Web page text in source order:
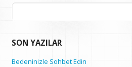
Arama:
SON YAZILAR
Bedeninizle Sohbet Edin